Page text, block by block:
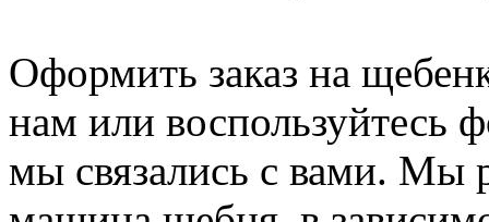
Оформить заказ на
нам или воспользуйтесь
мы связались с вами. Мы